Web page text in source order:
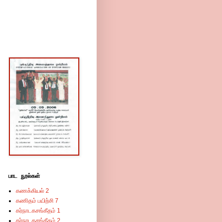
பாட நூல்கள்
கணக்கியல் 2
கணிதம் பயிற்சி 7
கர்நாடகசங்கீதம் 1